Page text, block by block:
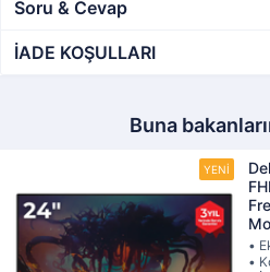
Soru & Cevap
İADE KOŞULLARI
Buna
•
•